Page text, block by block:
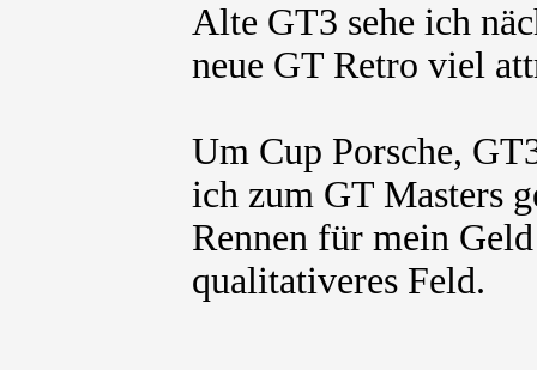
Alte GT3 sehe ich
neue GT Retro viel
Um Cup Porsche,
ich zum GT Masters
Rennen für mein
qualitativeres Feld.